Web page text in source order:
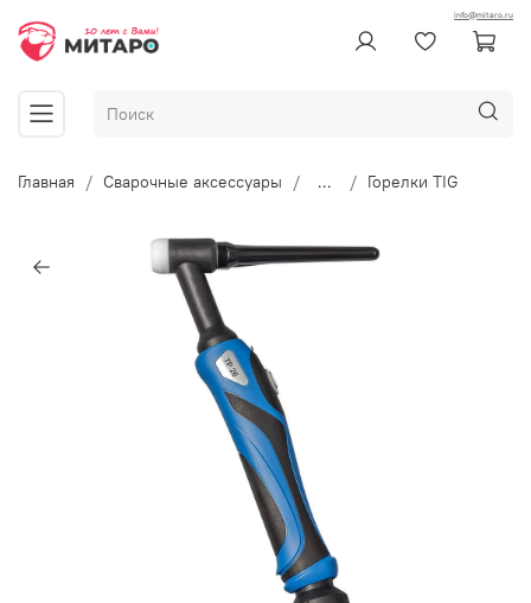
info@mitaro.ru
Главная Сварочные аксессуары ... Горелки TIG